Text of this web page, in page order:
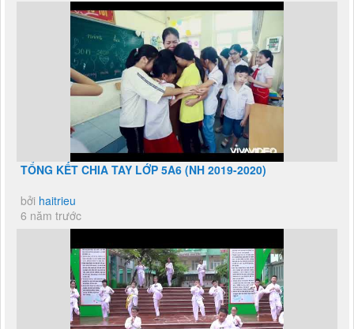
TỔNG KẾT CHIA TAY LỚP 5A6 (NH 2019-2020)
bởi haitrieu
6 năm trước